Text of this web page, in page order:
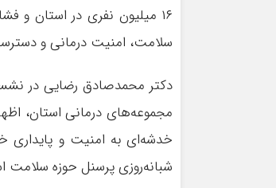
سلامت، امنیت درمانی و
دکتر محمدصادق رضایی در نشست
مجموعه‌های درمانی استان،
خدشه‌ای به امنیت و پایداری
شبانه‌روزی پرسنل حوزه